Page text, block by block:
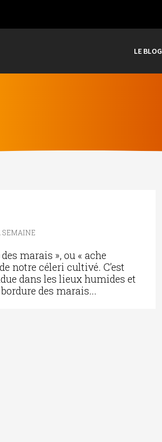
LE BLOG
SEMAINE
marais », ou « ache
notre céleri cultivé. C’est
dans les lieux humides et
des marais...